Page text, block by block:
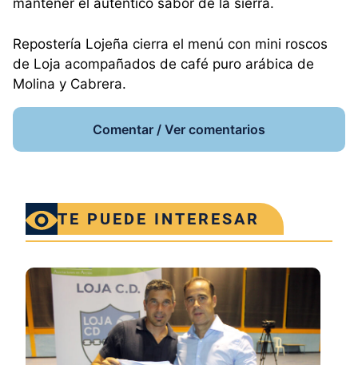
mantener el auténtico sabor de la sierra.
Repostería Lojeña cierra el menú con mini roscos
de Loja acompañados de café puro arábica de
Molina y Cabrera.
Comentar / Ver comentarios
TE PUEDE INTERESAR